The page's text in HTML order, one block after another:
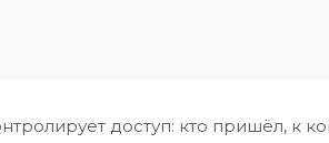
доступ: кто пришёл, к